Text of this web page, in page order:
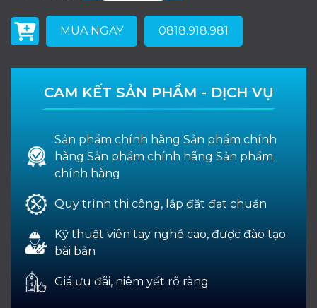
MUA NGAY 0818.918.981
CAM KẾT SẢN PHẨM - DỊCH VỤ
Sản phẩm chính hãng Sản phẩm chính
hãng Sản phẩm chính hãng Sản phẩm
chính hãng
Quy trình thi công, lắp đặt đạt chuẩn
Kỹ thuật viên tay nghề cao, được đào tạo
bài bản
Giá ưu đãi, niêm yết rõ ràng